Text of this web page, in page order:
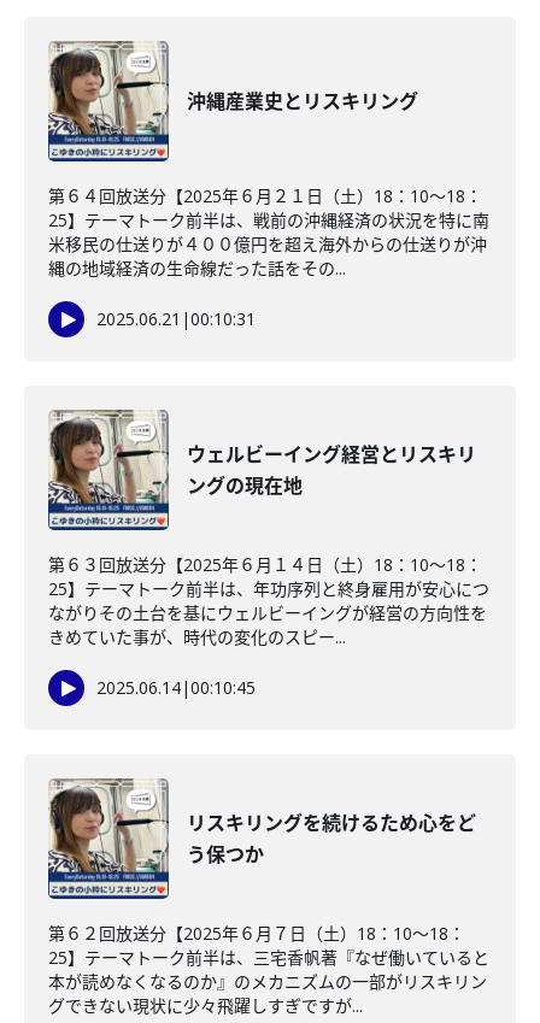
沖縄産業史とリスキリング
第６４回放送分【2025年６月２１日（土）18：10～18：
25】テーマトーク前半は、戦前の沖縄経済の状況を特に南
米移民の仕送りが４００億円を超え海外からの仕送りが沖
縄の地域経済の生命線だった話をその...
2025.06.21 |00:10:31
ウェルビーイング経営とリスキリ
ングの現在地
第６３回放送分【2025年６月１４日（土）18：10～18：
25】テーマトーク前半は、年功序列と終身雇用が安心につ
ながりその土台を基にウェルビーイングが経営の方向性を
きめていた事が、時代の変化のスピー...
2025.06.14|00:10:45
リスキリングを続けるため心をど
う保つか
第６２回放送分【2025年６月７日（土）18：10～18：
25】テーマトーク前半は、三宅香帆著『なぜ働いていると
本が読めなくなるのか』のメカニズムの一部がリスキリン
グできない現状に少々飛躍しすぎですが...